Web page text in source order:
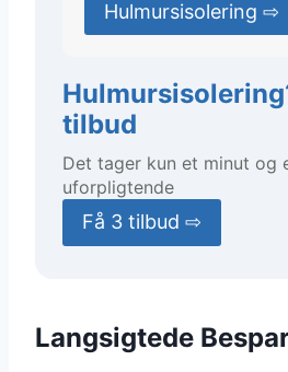
Hulmursisolering ⇨
tilbud
Det tager kun et minut og
uforpligtende
Få 3 tilbud ⇨
Langsigtede